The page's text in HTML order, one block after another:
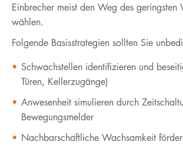
Einbrecher meist den Weg des geringsten
wählen.
Folgende Basisstrategien sollten Sie
Schwachstellen identifizieren und
Türen, Kellerzugänge)
Anwesenheit simulieren durch
Bewegungsmelder
Nachbarschaftliche Wachsamkeit